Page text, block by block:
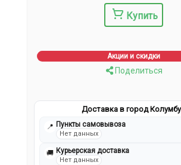
Купить
Акции и скидки
Поделиться
Доставка в город
📍 Пункты самовывоза
Нет данных
🚚 Курьерская доставка
Нет данных